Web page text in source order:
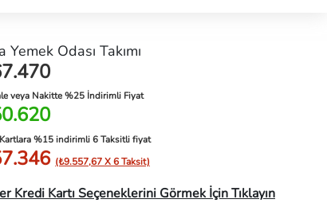
Yemek Odası Takımı
veya Nakitte %25 İndirimli Fiyat
%15 indirimli 6 Taksitli fiyat
(₺9.557,67 X 6 Taksit)
Kredi Kartı Seçeneklerini Görmek İçin Tıklayın